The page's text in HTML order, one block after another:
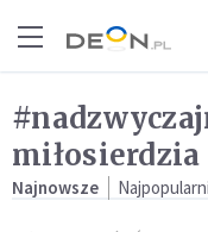
miłosierdzia
Najnowsze